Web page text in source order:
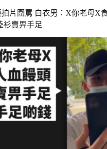
拍片圍罵 白衣男：X你老母X
衫賣畀手足